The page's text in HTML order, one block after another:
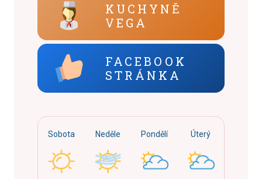
KUCHYNĚ
VEGA
FACEBOOK
STRÁNKA
Sobota Neděle Pondělí Úterý